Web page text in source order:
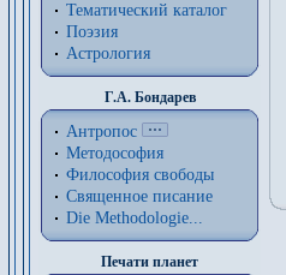
Тематический каталог
Поэзия
Астрология
Г.А. Бондарев
Антропос
Методософия
Философия cвободы
Священное писание
Die Methodologie...
Печати планет